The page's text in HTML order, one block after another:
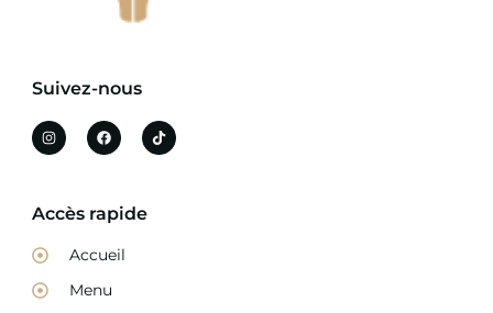
Suivez-nous
Accès rapide
Accueil
Menu